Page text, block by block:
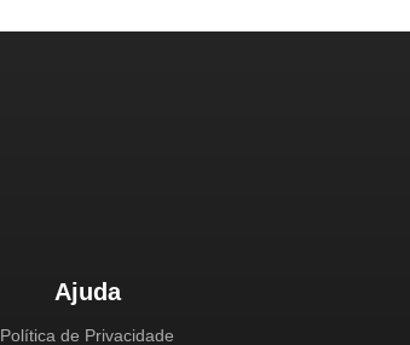
Ajuda
Política de Privacidade